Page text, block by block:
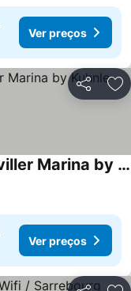
Ver preços
Partilhar
Budget Apartments at Niderviller Marina by Kuhnle-Tours
Ver preços